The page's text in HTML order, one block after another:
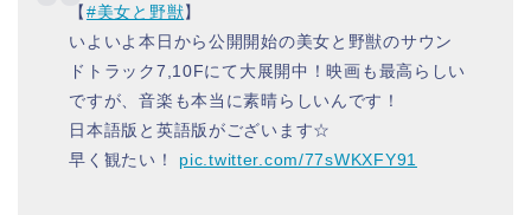
【#美女と野獣】
いよいよ本日から公開開始の美女と野獣のサウン
ドトラック7,10Fにて大展開中！映画も最高らしい
ですが、音楽も本当に素晴らしいんです！
日本語版と英語版がございます☆
早く観たい！ pic.twitter.com/77sWKXFY91